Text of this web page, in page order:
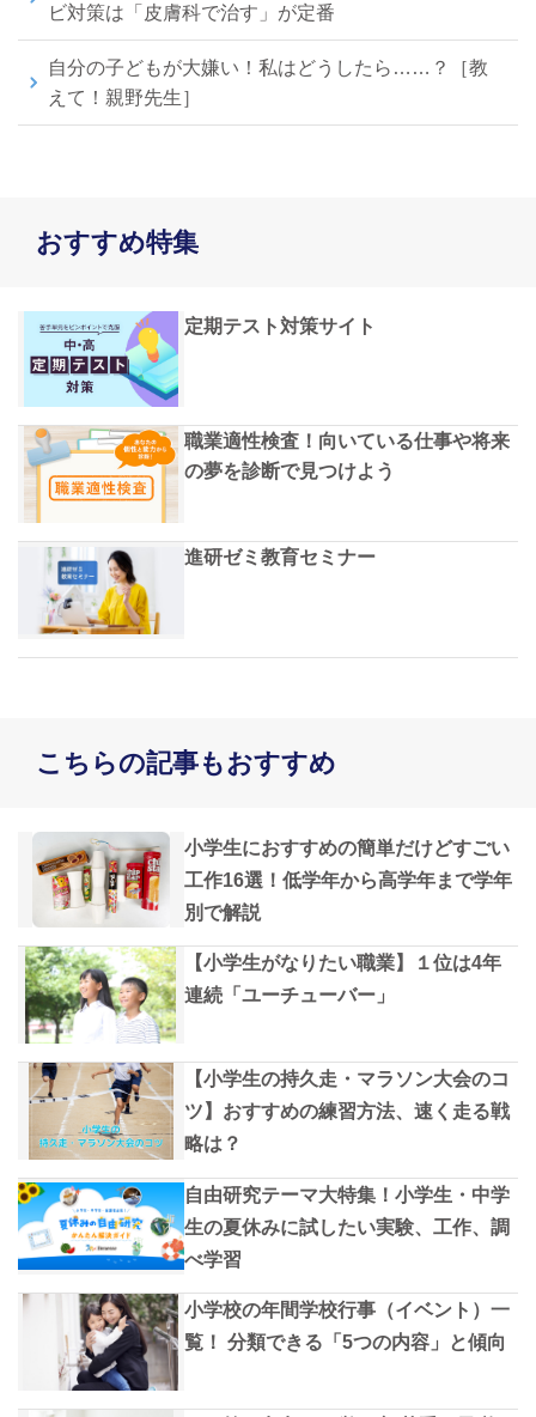
ビ対策は「皮膚科で治す」が定番
自分の子どもが大嫌い！私はどうしたら……？［教
えて！親野先生］
おすすめ特集
定期テスト対策サイト
職業適性検査！向いている仕事や将来
の夢を診断で見つけよう
進研ゼミ教育セミナー
こちらの記事もおすすめ
小学生におすすめの簡単だけどすごい
工作16選！低学年から高学年まで学年
別で解説
【小学生がなりたい職業】１位は4年
連続「ユーチューバー」
【小学生の持久走・マラソン大会のコ
ツ】おすすめの練習方法、速く走る戦
略は？
自由研究テーマ大特集！小学生・中学
生の夏休みに試したい実験、工作、調
べ学習
小学校の年間学校行事（イベント）一
覧！ 分類できる「5つの内容」と傾向